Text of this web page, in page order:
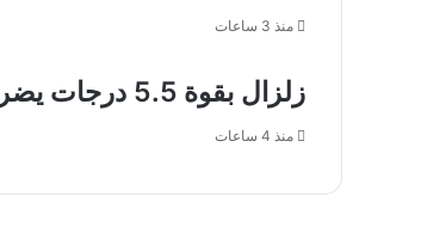
منذ 3 ساعات
زلزال بقوة 5.5 درجات يضرب ولاية ألاسكا الأمريكية
منذ 4 ساعات